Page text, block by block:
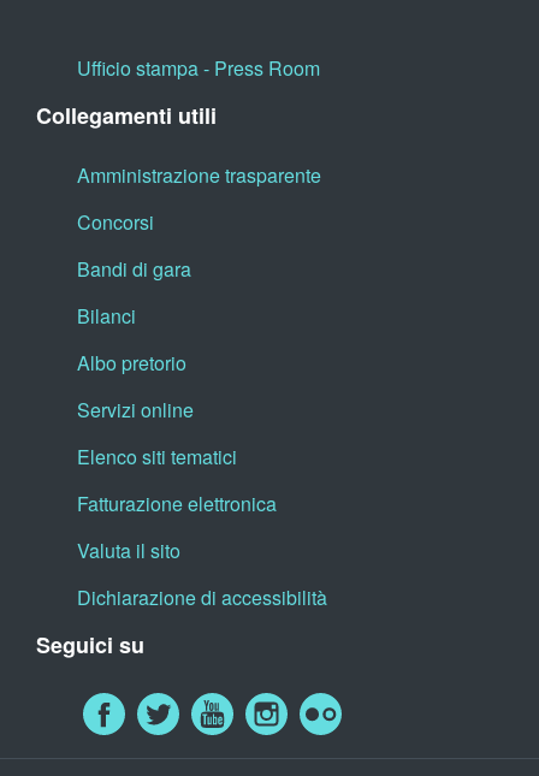
Ufficio stampa - Press Room
Collegamenti utili
Amministrazione trasparente
Concorsi
Bandi di gara
Bilanci
Albo pretorio
Servizi online
Elenco siti tematici
Fatturazione elettronica
Valuta il sito
Dichiarazione di accessibilità
Seguici su